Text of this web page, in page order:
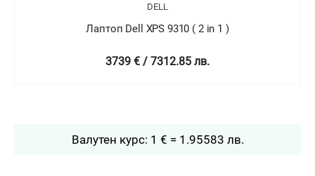
DELL
Лаптоп Dell XPS 9310 ( 2 in 1 )
4758.99 € / 9307.78 лв.
Валутен курс: 1 € = 1.95583 лв.